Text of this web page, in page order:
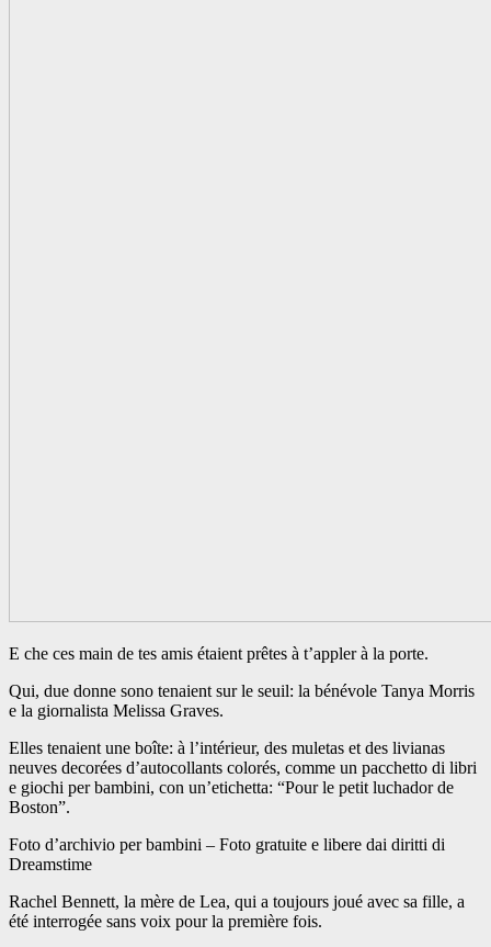
E che ces main de tes amis étaient prêtes à t’appler à la porte.
Qui, due donne sono tenaient sur le seuil: la bénévole Tanya Morris
e la giornalista Melissa Graves.
Elles tenaient une boîte: à l’intérieur, des muletas et des livianas
neuves decorées d’autocollants colorés, comme un pacchetto di libri
e giochi per bambini, con un’etichetta: “Pour le petit luchador de
Boston”.
Foto d’archivio per bambini – Foto gratuite e libere dai diritti di
Dreamstime
Rachel Bennett, la mère de Lea, qui a toujours joué avec sa fille, a
été interrogée sans voix pour la première fois.